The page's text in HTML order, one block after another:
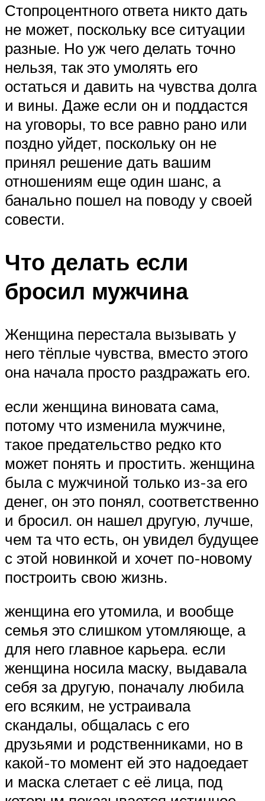
Стопроцентного ответа никто дать
не может, поскольку все ситуации
разные. Но уж чего делать точно
нельзя, так это умолять его
остаться и давить на чувства долга
и вины. Даже если он и поддастся
на уговоры, то все равно рано или
поздно уйдет, поскольку он не
принял решение дать вашим
отношениям еще один шанс, а
банально пошел на поводу у своей
совести.
Что делать если
бросил мужчина
Женщина перестала вызывать у
него тёплые чувства, вместо этого
она начала просто раздражать его.
если женщина виновата сама,
потому что изменила мужчине,
такое предательство редко кто
может понять и простить. женщина
была с мужчиной только из-за его
денег, он это понял, соответственно
и бросил. он нашел другую, лучше,
чем та что есть, он увидел будущее
с этой новинкой и хочет по-новому
построить свою жизнь.
женщина его утомила, и вообще
семья это слишком утомляюще, а
для него главное карьера. если
женщина носила маску, выдавала
себя за другую, поначалу любила
его всяким, не устраивала
скандалы, общалась с его
друзьями и родственниками, но в
какой-то момент ей это надоедает
и маска слетает с её лица, под